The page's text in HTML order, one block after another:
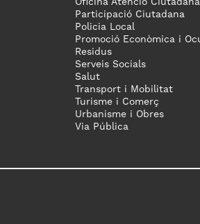
Oficina Atenció Ciutadana
Participació Ciutadana
Policia Local
Promoció Econòmica i
Residus
Serveis Socials
Salut
Transport i Mobilitat
Turisme i Comerç
Urbanisme i Obres
Via Pública